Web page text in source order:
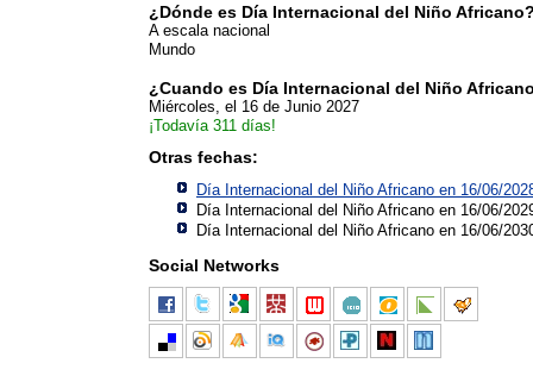
¿Dónde es Día Internacional del Niño
A escala nacional
Mundo
¿Cuando es Día Internacional del Niño
Miércoles, el 16 de Junio 2027
¡Todavía 311 días!
Otras fechas:
Día Internacional del Niño Africano en 16/06/
Día Internacional del Niño Africano en 16/06/
Día Internacional del Niño Africano en 16/06/
Social Networks